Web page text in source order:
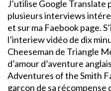
J’utilise Google Translate
plusieurs interviews
et sur ma Faebook page.
l’interiew vidéo de dix
Cheeseman de Triangle
d’amour d’aventure
Adventures of the Smith
garcon de sa récompense